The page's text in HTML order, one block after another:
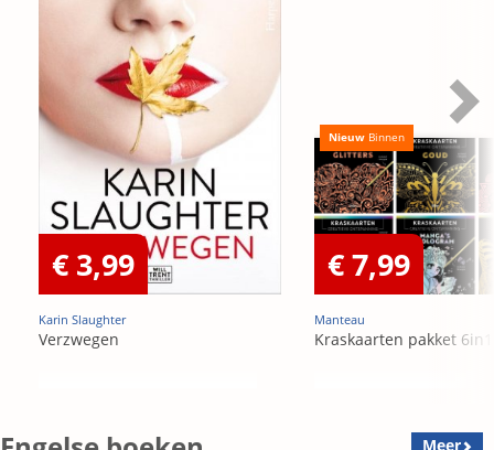
€ 3,99
Karin Slaughter
Verzwegen
Nieuw Binnen
€ 7,99
Manteau
Kraskaarten pakket 6in1
Meer